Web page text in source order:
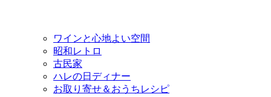
ワインと心地よい空間
昭和レトロ
古民家
ハレの日ディナー
お取り寄せ＆おうちレシピ